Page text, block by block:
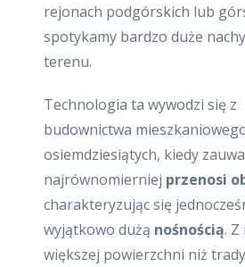
rejonach podgórskich lub
spotykamy bardzo duże
terenu.
Technologia ta wywodzi się z
budownictwa
osiemdziesiątych, kiedy
najrównomierniej przenosi
charakteryzując się
wyjątkowo dużą nośnością. Z
większej powierzchni niż